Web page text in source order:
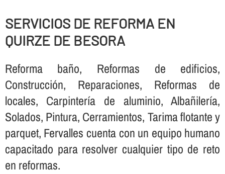
SERVICIOS DE REFORMA EN
QUIRZE DE BESORA
Reforma baño, Reformas de edificios,
Construcción, Reparaciones, Reformas de
locales, Carpinterí­a de aluminio, Albañilerí­a,
Solados, Pintura, Cerramientos, Tarima flotante y
parquet, Fervalles cuenta con un equipo humano
capacitado para resolver cualquier tipo de reto
en reformas.